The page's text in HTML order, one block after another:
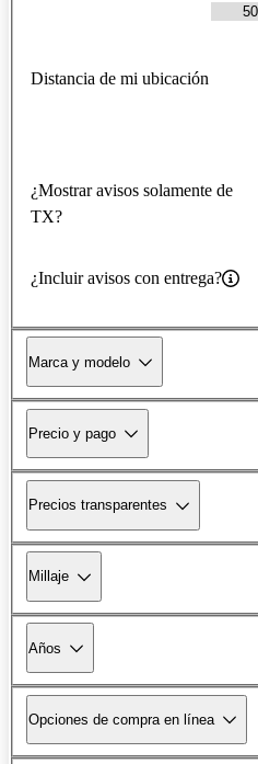
Distancia de mi ubicación
¿Mostrar avisos solamente de
TX?
¿Incluir avisos con entrega?
Marca y modelo
Precio y pago
Precios transparentes
Millaje
Años
Opciones de compra en línea